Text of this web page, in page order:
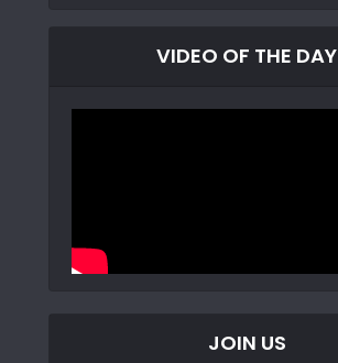
VIDEO OF THE DAY
JOIN US